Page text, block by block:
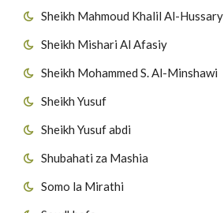
Sheikh Mahmoud Khalil Al-Hussary
Sheikh Mishari Al Afasiy
Sheikh Mohammed S. Al-Minshawi
Sheikh Yusuf
Sheikh Yusuf abdi
Shubahati za Mashia
Somo la Mirathi